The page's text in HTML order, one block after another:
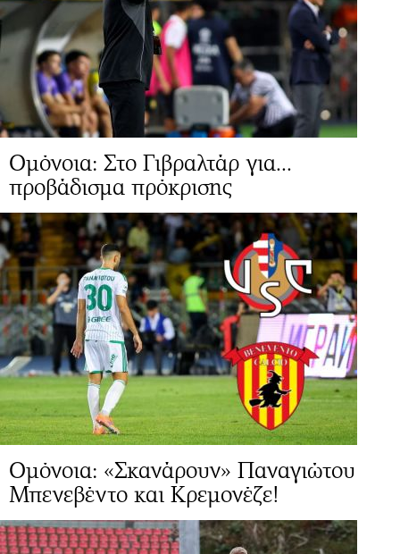
Ομόνοια: Στο Γιβραλτάρ για...
προβάδισμα πρόκρισης
Ομόνοια: «Σκανάρουν» Παναγιώτου
Μπενεβέντο και Κρεμονέζε!